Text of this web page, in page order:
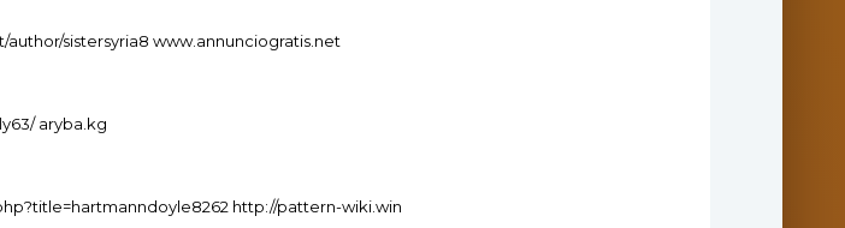
sistersyria8 www.annunciogratis.net
aryba.kg
http://pattern-wiki.win